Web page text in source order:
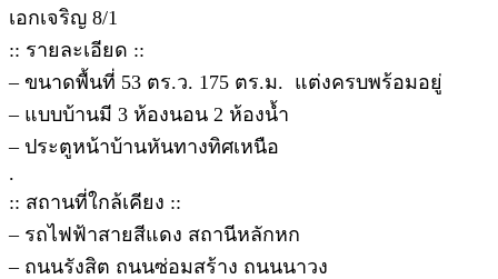
เอกเจริญ 8/1
:: รายละเอียด ::
– ขนาดพื้นที่ 53 ตร.ว. 175 ตร.ม. แต่งครบพร้อมอยู่
– แบบบ้านมี 3 ห้องนอน 2 ห้องน้ำ
– ประตูหน้าบ้านหันทางทิศเหนือ
.
:: สถานที่ใกล้เคียง ::
– รถไฟฟ้าสายสีแดง สถานีหลักหก
– ถนนรังสิต ถนนซ่อมสร้าง ถนนนาวง